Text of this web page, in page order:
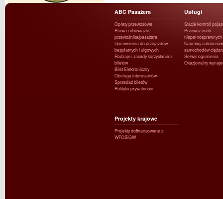
ABC Pasażera
Opłaty przewozowe
Prawa i obowiązki
przewoźnika/pasażera
Uprawnienia do przejazdów
bezpłatnych i ulgowych
Rodzaje i zasady korzystania z
biletów
Bilet Elektroniczny
Obsługa interesantów
Sprzedaż biletów
Polityka prywatności
Usługi
Stacja kontroli
Przewóz osób
niepełnosprawnych
Naprawy
samochodów
Serwis ogumienia
Okazjonalny
Projekty krajowe
Projekty dofinansowane z
WFOŚiGW